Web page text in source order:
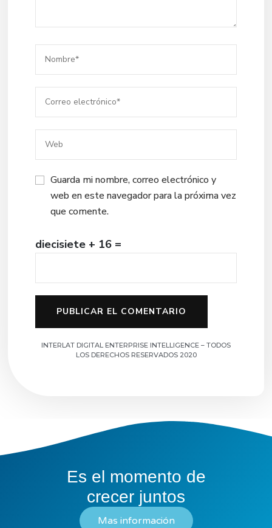
Guarda mi nombre, correo electrónico y
web en este navegador para la próxima vez
que comente.
diecisiete + 16 =
INTERLAT DIGITAL ENTERPRISE INTELLIGENCE – TODOS
LOS DERECHOS RESERVADOS 2020
Es el momento de
crecer juntos
Mas información